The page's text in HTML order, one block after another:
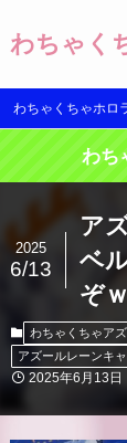
わちゃく
わちゃくちゃホロ
わち
ア
ベ
ぞｗ
2025
6/13
わちゃくちゃア
アズールレーンキ
2025年6月13日